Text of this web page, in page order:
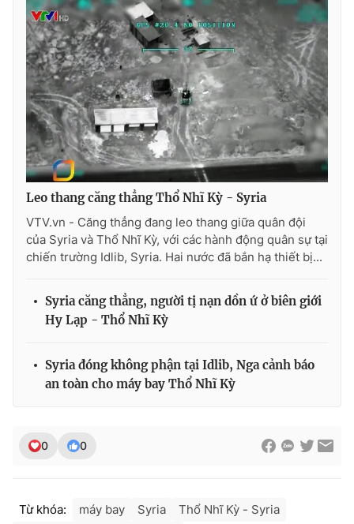
THỜI BÁO VTV
Theo dõi báo trên
Cơ quan chủ quản:Đài Truyền hình Việt Nam
Cơ quan báo chí:Thời báo VTV
Giấy phép hoạt động báo in và báo điện tử số 483/GP-BTTTT
cấp ngày 29/12/2023
Phó Tổng Biên tập:Nguyễn Thị Mỹ Hạnh, Phạm Quốc Thắng,
Nguyễn Trọng Ninh
Ðiện thoại Thời báo VTV:024.66 897 897
Email:toasoan@vtv.vn
Leo thang căng thẳng Thổ Nhĩ Kỳ - Syria
VTV.vn - Căng thẳng đang leo thang giữa quân đội
của Syria và Thổ Nhĩ Kỳ, với các hành động quân sự tại
chiến trường Idlib, Syria. Hai nước đã bắn hạ thiết bị...
Syria căng thẳng, người tị nạn dồn ứ ở biên giới
Hy Lạp - Thổ Nhĩ Kỳ
Syria đóng không phận tại Idlib, Nga cảnh báo
an toàn cho máy bay Thổ Nhĩ Kỳ
0 0
Từ khóa: máy bay Syria
Thổ Nhĩ Kỳ - Syria